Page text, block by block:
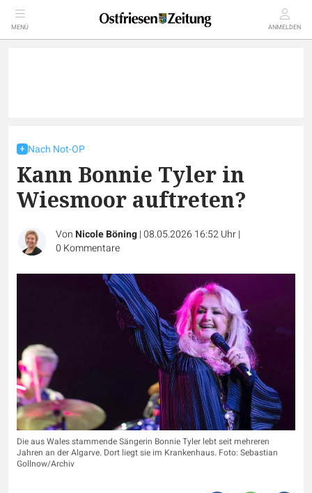
MENÜ ANMELDEN
Nach Not-OP
Kann Bonnie Tyler in
Wiesmoor auftreten?
VonNicole Böning|08.05.2026 16:52 Uhr|
0 Kommentare
Die aus Wales stammende Sängerin Bonnie Tyler lebt seit mehreren
Jahren an der Algarve. Dort liegt sie im Krankenhaus. Foto: Sebastian
Gollnow/Archiv